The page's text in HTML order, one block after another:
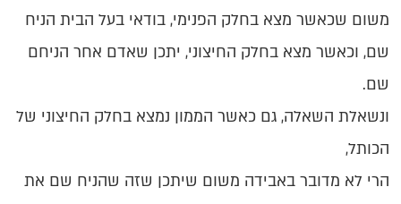
משום שכאשר מצא בחלק הפנימי, בודאי בעל הבית הניח
שם, וכאשר מצא בחלק החיצוני, יתכן שאדם אחר הניחם
שם.
ונשאלת השאלה, גם כאשר הממון נמצא בחלק החיצוני של
הכותל,
הרי לא מדובר באבידה משום שיתכן שזה שהניח שם את